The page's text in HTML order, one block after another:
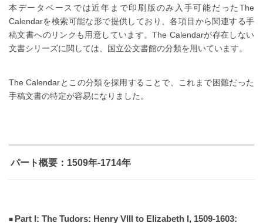
本データベースでは近年まで印刷版のみ入手可能だったThe
Calendarを検索可能な形で提供しており、各項目から関連する手
稿文書へのリンクも用意しています。The Calendarが存在しない
文書シリーズに関しては、国立公文書館の分類を用いています。
The Calendarとこの分類を採用することで、これまで困難だった
手稿文書の特定が容易になりました。
パート概要：1509年-1714年
Part I: The Tudors: Henry VIII to Elizabeth I, 1509-1603: